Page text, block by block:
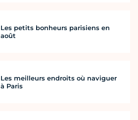
Les petits bonheurs parisiens en
août
Les meilleurs endroits où naviguer
à Paris